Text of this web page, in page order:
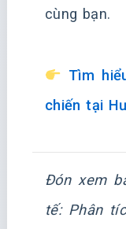
cùng bạn.
Tìm
chiến tại
Đón xem
tế: Phân